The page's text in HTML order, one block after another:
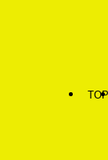
TOP